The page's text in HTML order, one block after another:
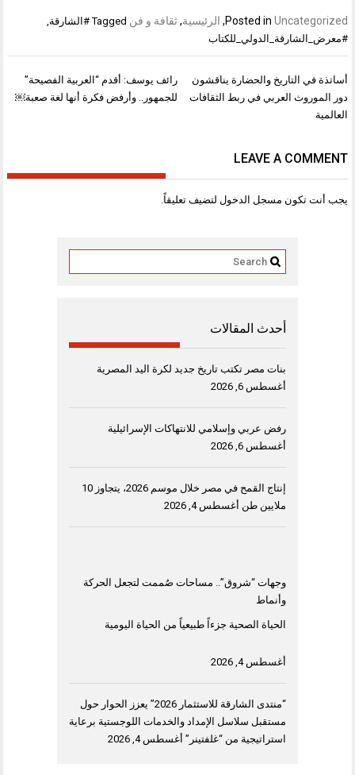
Posted in Uncategorized
, الرئيسية,ثقافة و فن Tagged #الشارقة
#معرض_الشارقة_الدولي_للكتاب
تصفّح
المقالات
رائف يوسف: أقدم “العربية الفصيحة”
للجمهور.. وأرفض فكرة أنها لغة صعبة￼
أساتذة في التاريخ والحضارة يناقشون
دور الموروث العربي في ربط الثقافات
العالمية
LEAVE A COMMENT
يجب أنت تكون مسجل الدخول لتضيف تعليقاً.
أحدث المقالات
بنات مصر تكتب تاريخ جديد لكرة اليد المصرية
أغسطس 6, 2026
رفض عربي وإسلامي للانتهاكات الإسرائيلية
أغسطس 6, 2026
إنتاج القمح في مصر خلال موسم 2026، يتجاوز 10
ملايين طن أغسطس 4, 2026
وجهات “شروق”.. مساحات صُممت لتجعل الحركة
وأنماط
الحياة الصحية جزءاً طبيعياً من الحياة اليومية
أغسطس 4, 2026
“منتدى الشارقة للاستثمار 2026” يعزز الحوار حول
مستقبل سلاسل الإمداد والخدمات اللوجستية برعاية
استراتيجية من “غلفتينر” أغسطس 4, 2026